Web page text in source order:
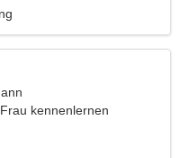
kennenlernen